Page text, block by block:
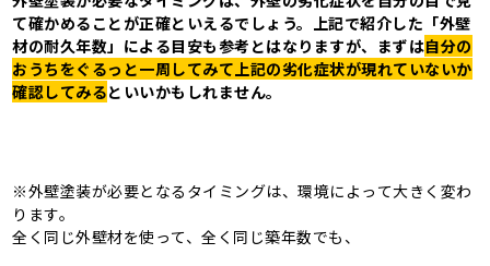
て確かめることが正確といえるでしょう。上記で紹介した「外壁
材の耐久年数」による目安も参考とはなりますが、まずは自分の
おうちをぐるっと一周してみて上記の劣化症状が現れていないか
確認してみるといいかもしれません。
※外壁塗装が必要となるタイミングは、環境によって大きく変わ
ります。
全く同じ外壁材を使って、全く同じ築年数でも、